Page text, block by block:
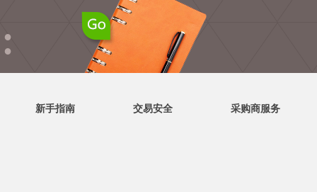
●
●
新手指南 交易安全 采购商服务